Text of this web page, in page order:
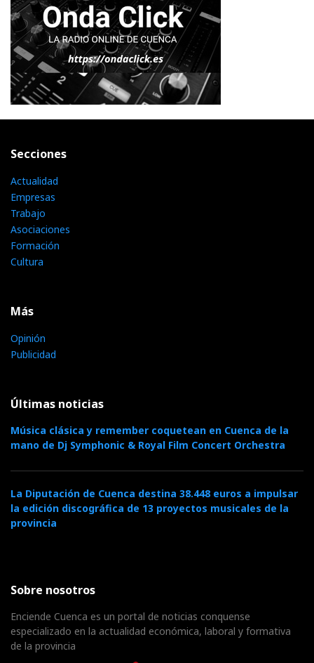
Secciones
Actualidad
Empresas
Trabajo
Asociaciones
Formación
Cultura
Más
Opinión
Publicidad
Últimas noticias
Música clásica y remember coquetean en Cuenca de la
mano de Dj Symphonic & Royal Film Concert Orchestra
La Diputación de Cuenca destina 38.448 euros a impulsar
la edición discográfica de 13 proyectos musicales de la
provincia
Sobre nosotros
Enciende Cuenca es un portal de noticias conquense
especializado en la actualidad económica, laboral y formativa
de la provincia